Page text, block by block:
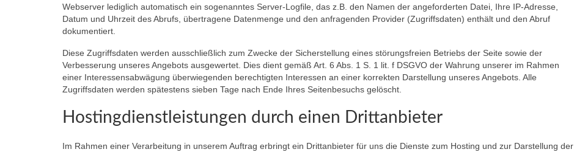
Webserver lediglich automatisch ein sogenanntes Server-Logfile, das z.B. den Namen der angeforderten Datei, Ihre IP-Adresse,
Datum und Uhrzeit des Abrufs, übertragene Datenmenge und den anfragenden Provider (Zugriffsdaten) enthält und den Abruf
dokumentiert.
Diese Zugriffsdaten werden ausschließlich zum Zwecke der Sicherstellung eines störungsfreien Betriebs der Seite sowie der
Verbesserung unseres Angebots ausgewertet. Dies dient gemäß Art. 6 Abs. 1 S. 1 lit. f DSGVO der Wahrung unserer im Rahmen
einer Interessensabwägung überwiegenden berechtigten Interessen an einer korrekten Darstellung unseres Angebots. Alle
Zugriffsdaten werden spätestens sieben Tage nach Ende Ihres Seitenbesuchs gelöscht.
Hostingdienstleistungen durch einen Drittanbieter
Im Rahmen einer Verarbeitung in unserem Auftrag erbringt ein Drittanbieter für uns die Dienste zum Hosting und zur Darstellung der